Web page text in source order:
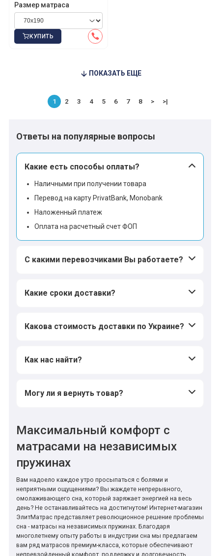
Размер матраса
КУПИТЬ
ПОКАЗАТЬ ЕЩЕ
1 2 3 4 5 6 7 8 > >|
Ответы на популярные вопросы
Какие есть способы оплаты?
Наличными при получении товара
Перевод на карту PrivatBank, Monobank
Наложенный платеж
Оплата на расчетный счет ФОП
С какими перевозчиками Вы работаете?
Какие сроки доставки?
Какова стоимость доставки по Украине?
Как нас найти?
Могу ли я вернуть товар?
Максимальный комфорт с
матрасами на независимых
пружинах
Вам надоело каждое утро просыпаться с болями и
неприятными ощущениями? Вы жаждете непрерывного,
омолаживающего сна, который заряжает энергией на весь
день? Не останавливайтесь на достигнутом! Интернет-магазин
ЭлитМатрас представляет революционное решение проблемы
сна - матрасы на независимых пружинах. Благодаря
многолетнему опыту работы в индустрии сна мы предлагаем
вам ряд матрасов премиум-класса, которые обеспечивают
непревзойденный комфорт, поддержку и долговечность.
**